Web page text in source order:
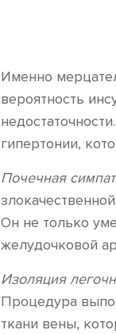
Именно
вероятность
гипертонии,
Почечная
Он не только
желудочковой
Изоляция
Процедура
ткани вены,